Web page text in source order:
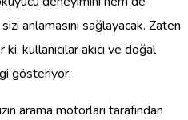
anlamasını sağlayacak. Zaten
kullanıcılar akıcı ve doğal
gösteriyor.
arama motorları tarafından